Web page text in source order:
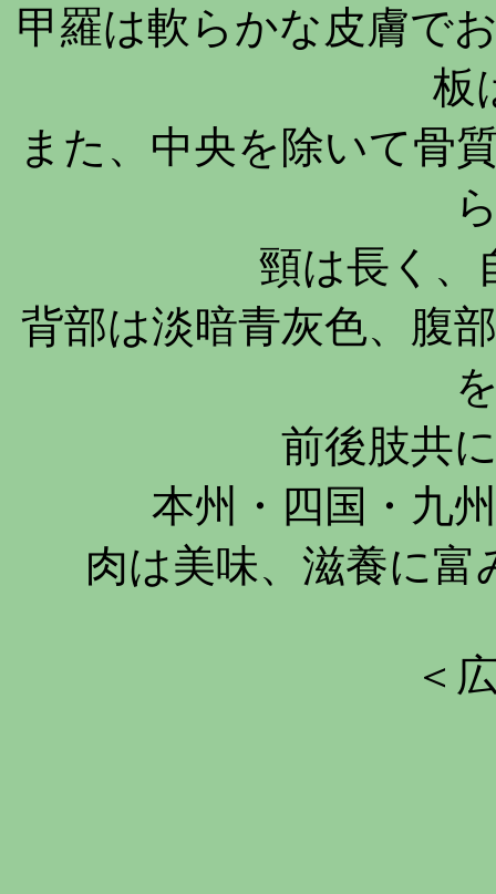
甲羅は軟らかな皮膚で
板
また、中央を除いて骨
頸は長く、
背部は淡暗青灰色、腹
前後肢共
本州・四国・九
肉は美味、滋養に
＜